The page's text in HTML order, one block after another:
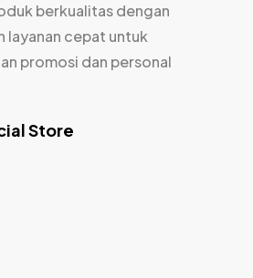
berkualitas dengan
cepat untuk
promosi dan personal
Store